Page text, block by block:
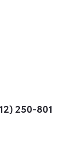
250-801